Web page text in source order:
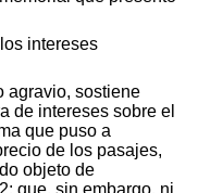
intereses
agravio, sostiene
de intereses sobre el
que puso a
de los pasajes,
objeto de